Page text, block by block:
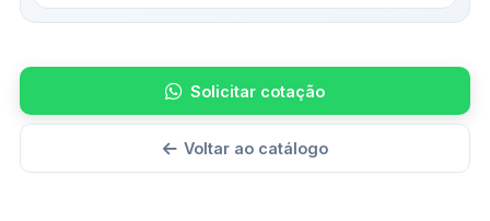
Solicitar cotação
Voltar ao catálogo